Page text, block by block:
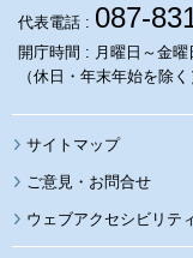
代表電話 : 087-
開庁時間 : 月曜日～金
（休日・年末年始を除く
サイトマップ
ウェブアクセシビリテ